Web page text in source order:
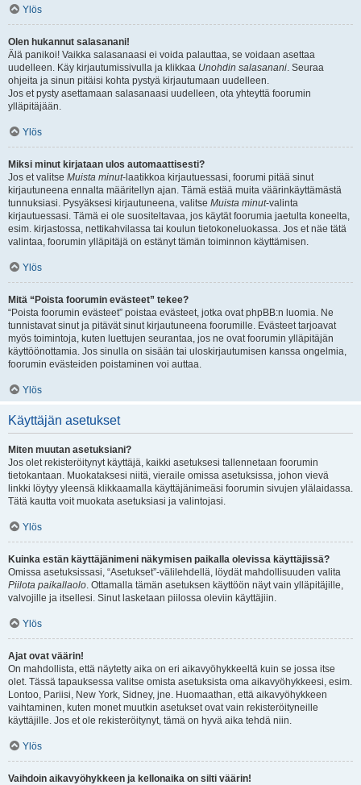
Ylös
Olen hukannut salasanani!
Älä panikoi! Vaikka salasanaasi ei voida palauttaa, se voidaan asettaa
uudelleen. Käy kirjautumissivulla ja klikkaa Unohdin salasanani. Seuraa
ohjeita ja sinun pitäisi kohta pystyä kirjautumaan uudelleen.
Jos et pysty asettamaan salasanaasi uudelleen, ota yhteyttä foorumin
ylläpitäjään.
Ylös
Miksi minut kirjataan ulos automaattisesti?
Jos et valitse Muista minut-laatikkoa kirjautuessasi, foorumi pitää sinut
kirjautuneena ennalta määritellyn ajan. Tämä estää muita väärinkäyttämästä
tunnuksiasi. Pysyäksesi kirjautuneena, valitse Muista minut-valinta
kirjautuessasi. Tämä ei ole suositeltavaa, jos käytät foorumia jaetulta koneelta,
esim. kirjastossa, nettikahvilassa tai koulun tietokoneluokassa. Jos et näe tätä
valintaa, foorumin ylläpitäjä on estänyt tämän toiminnon käyttämisen.
Ylös
Mitä “Poista foorumin evästeet” tekee?
“Poista foorumin evästeet” poistaa evästeet, jotka ovat phpBB:n luomia. Ne
tunnistavat sinut ja pitävät sinut kirjautuneena foorumille. Evästeet tarjoavat
myös toimintoja, kuten luettujen seurantaa, jos ne ovat foorumin ylläpitäjän
käyttöönottamia. Jos sinulla on sisään tai uloskirjautumisen kanssa ongelmia,
foorumin evästeiden poistaminen voi auttaa.
Ylös
Käyttäjän asetukset
Miten muutan asetuksiani?
Jos olet rekisteröitynyt käyttäjä, kaikki asetuksesi tallennetaan foorumin
tietokantaan. Muokataksesi niitä, vieraile omissa asetuksissa, johon vievä
linkki löytyy yleensä klikkaamalla käyttäjänimeäsi foorumin sivujen ylälaidassa.
Tätä kautta voit muokata asetuksiasi ja valintojasi.
Ylös
Kuinka estän käyttäjänimeni näkymisen paikalla olevissa käyttäjissä?
Omissa asetuksissasi, “Asetukset”-välilehdellä, löydät mahdollisuuden valita
Piilota paikallaolo. Ottamalla tämän asetuksen käyttöön näyt vain ylläpitäjille,
valvojille ja itsellesi. Sinut lasketaan piilossa oleviin käyttäjiin.
Ylös
Ajat ovat väärin!
On mahdollista, että näytetty aika on eri aikavyöhykkeeltä kuin se jossa itse
olet. Tässä tapauksessa valitse omista asetuksista oma aikavyöhykkeesi, esim.
Lontoo, Pariisi, New York, Sidney, jne. Huomaathan, että aikavyöhykkeen
vaihtaminen, kuten monet muutkin asetukset ovat vain rekisteröityneille
käyttäjille. Jos et ole rekisteröitynyt, tämä on hyvä aika tehdä niin.
Ylös
Vaihdoin aikavyöhykkeen ja kellonaika on silti väärin!